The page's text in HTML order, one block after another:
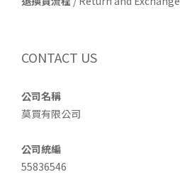
CONTACT US
公司名稱
莫買有限公司
公司統編
55836546